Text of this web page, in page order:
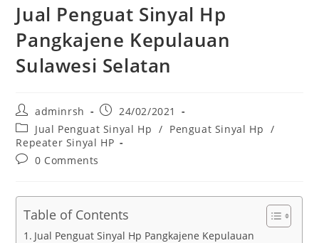
Jual Penguat Sinyal Hp
Pangkajene Kepulauan
Sulawesi Selatan
Post
author:
adminrsh
Post
published:
24/02/2021
Post
category:
Jual Penguat Sinyal Hp / Penguat Sinyal Hp /
Repeater Sinyal HP
Post0 Comments
Table of Contents
Jual Penguat Sinyal Hp Pangkajene Kepulauan